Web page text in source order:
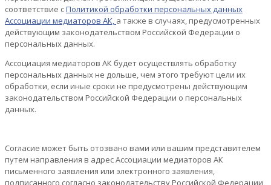
соответствие сПолитикой обработки персональных данных
Ассоциации медиаторов АК, а также в случаях, предусмотренных
действующим законодательством Российской Федерации о
персональных данных.
Ассоциация медиаторов АК будет осуществлять обработку
персональных данных не дольше, чем этого требуют цели их
обработки, если иные сроки не предусмотрены действующим
законодательством Российской Федерации о персональных
данных.
Согласие может быть отозвано вами или вашим представителем
путем направления в адрес Ассоциации медиаторов АК
письменного заявления или электронного заявления,
подписанного согласно законодательству Российской Федерации